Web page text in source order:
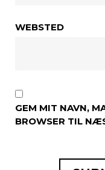
WEBSTED
GEM MIT NAVN,
BROWSER TIL